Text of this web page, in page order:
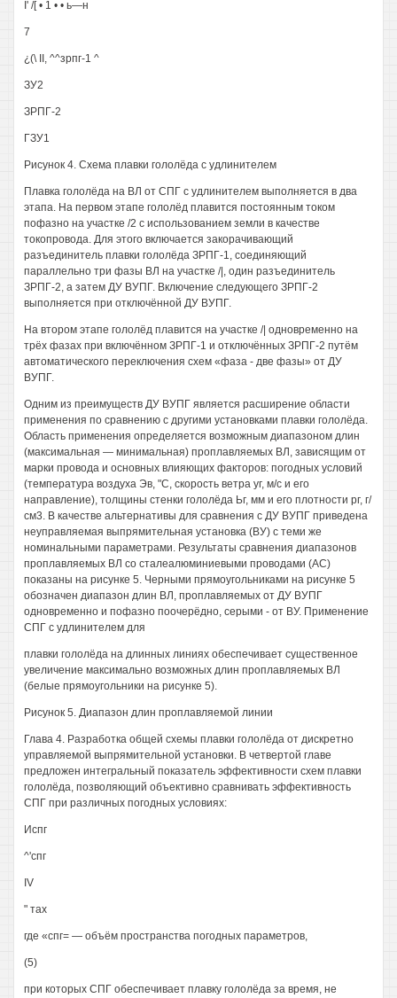
I' /[ • 1 • • ь—н
7
¿(\ II, ^^зрпг-1 ^
ЗУ2
ЗРПГ-2
ГЗУ1
Рисунок 4. Схема плавки гололёда с удлинителем
Плавка гололёда на ВЛ от СПГ с удлинителем выполняется в два
этапа. На первом этапе гололёд плавится постоянным током
пофазно на участке /2 с использованием земли в качестве
токопровода. Для этого включается закорачивающий
разъединитель плавки гололёда ЗРПГ-1, соединяющий
параллельно три фазы ВЛ на участке /|, один разъединитель
ЗРПГ-2, а затем ДУ ВУПГ. Включение следующего ЗРПГ-2
выполняется при отключённой ДУ ВУПГ.
На втором этапе гололёд плавится на участке /| одновременно на
трёх фазах при включённом ЗРПГ-1 и отключённых ЗРПГ-2 путём
автоматического переключения схем «фаза - две фазы» от ДУ
ВУПГ.
Одним из преимуществ ДУ ВУПГ является расширение области
применения по сравнению с другими установками плавки гололёда.
Область применения определяется возможным диапазоном длин
(максимальная — минимальная) проплавляемых ВЛ, зависящим от
марки провода и основных влияющих факторов: погодных условий
(температура воздуха Эв, "С, скорость ветра уг, м/с и его
направление), толщины стенки гололёда Ьг, мм и его плотности рг, г/
см3. В качестве альтернативы для сравнения с ДУ ВУПГ приведена
неуправляемая выпрямительная установка (ВУ) с теми же
номинальными параметрами. Результаты сравнения диапазонов
проплавляемых ВЛ со сталеалюминиевыми проводами (АС)
показаны на рисунке 5. Черными прямоугольниками на рисунке 5
обозначен диапазон длин ВЛ, проплавляемых от ДУ ВУПГ
одновременно и пофазно поочерёдно, серыми - от ВУ. Применение
СПГ с удлинителем для
плавки гололёда на длинных линиях обеспечивает существенное
увеличение максимально возможных длин проплавляемых ВЛ
(белые прямоугольники на рисунке 5).
Рисунок 5. Диапазон длин проплавляемой линии
Глава 4. Разработка общей схемы плавки гололёда от дискретно
управляемой выпрямительной установки. В четвертой главе
предложен интегральный показатель эффективности схем плавки
гололёда, позволяющий объективно сравнивать эффективность
СПГ при различных погодных условиях:
Испг
^'спг
IV
" тах
где «спг= — объём пространства погодных параметров,
(5)
при которых СПГ обеспечивает плавку гололёда за время, не